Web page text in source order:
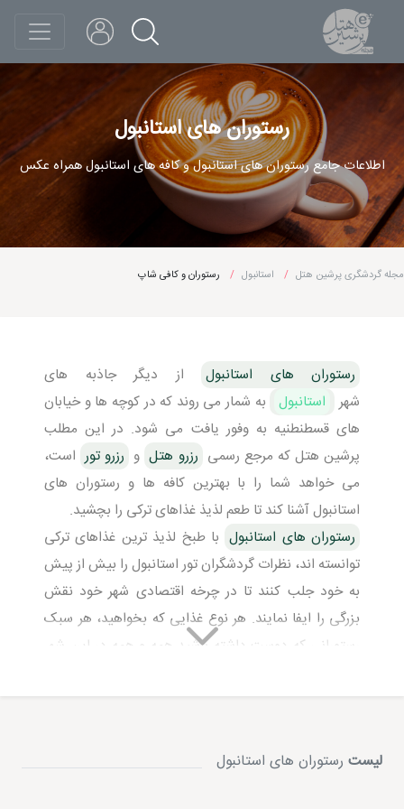
رستوران های استانبول
اطلاعات جامع رستوران های استانبول و کافه های استانبول همراه عکس
مجله گردشگری پرشین هتل استانبول رستوران و کافی شاپ
رستوران های استانبول
از دیگر جاذبه های
شهر
استانبول به شمار می روند که در کوچه ها و خیابان
های قسطنطنیه به وفور یافت می شود. در این مطلب
پرشین هتل که مرجع رسمی رزرو هتل و رزرو تور است،
می خواهد شما را با بهترین کافه ها و رستوران های
استانبول آشنا کند تا طعم لذیذ غذاهای ترکی را بچشید.
رستوران های استانبول با طبخ لذیذ ترین غذاهای ترکی
توانسته اند، نظرات گردشگران تور استانبول را بیش از پیش
به خود جلب کنند تا در چرخه اقتصادی شهر خود نقش
بزرگی را ایفا نمایند. هر نوع غذایی که بخواهید، هر سبک
رستورانی که دوست داشته باشید همه و همه در این شهر
باشد.
فست فود گرفته تا رستوران های کلاسیک و دونر کباب،لیست رستوران های استانبول